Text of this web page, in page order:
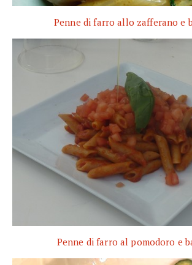
Penne di farro allo zafferano e
Penne di farro al pomodoro e